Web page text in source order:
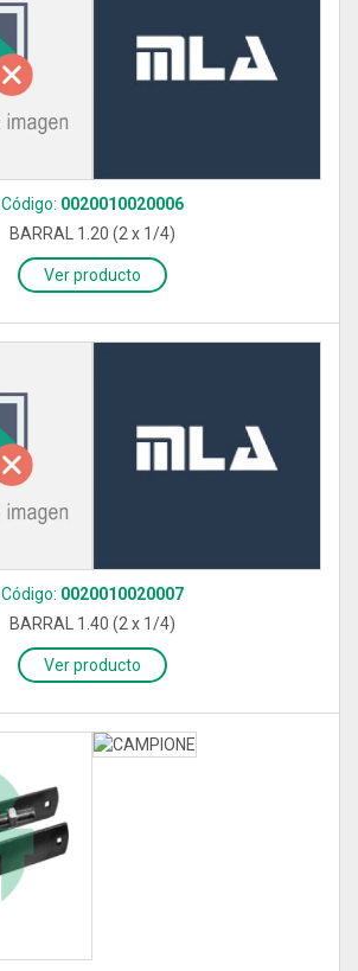
Código: 0020010020006
BARRAL 1.20 (2 x 1/4)
Ver producto
Código: 0020010020007
BARRAL 1.40 (2 x 1/4)
Ver producto